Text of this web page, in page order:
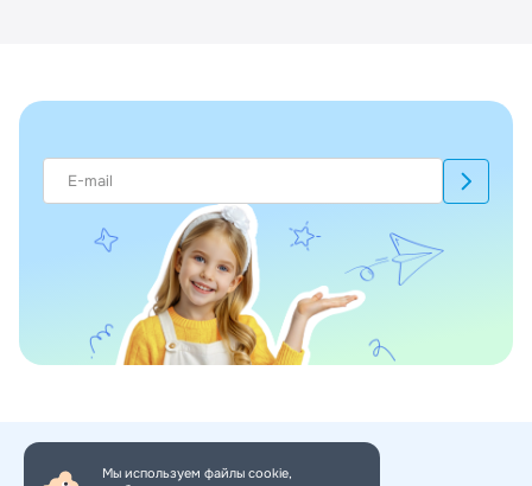
Мы используем файлы cookie,